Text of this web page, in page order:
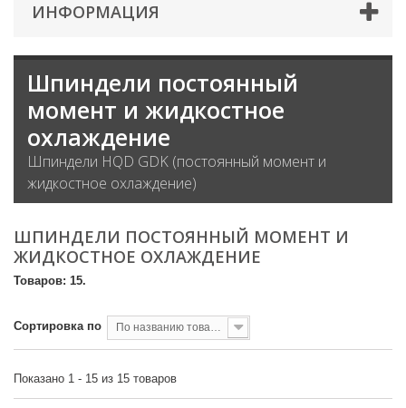
ИНФОРМАЦИЯ
Шпиндели постоянный
момент и жидкостное
охлаждение
Шпиндели HQD GDK (постоянный момент и
жидкостное охлаждение)
ШПИНДЕЛИ ПОСТОЯННЫЙ МОМЕНТ И
ЖИДКОСТНОЕ ОХЛАЖДЕНИЕ
Товаров: 15.
Сортировка по По названию товара, от А до Я
Показано 1 - 15 из 15 товаров